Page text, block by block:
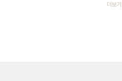
더보기